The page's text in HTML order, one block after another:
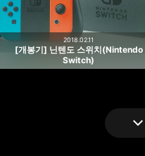
[개봉기] 닌텐도 스위치(Nintendo
Switch)
2018.02.11